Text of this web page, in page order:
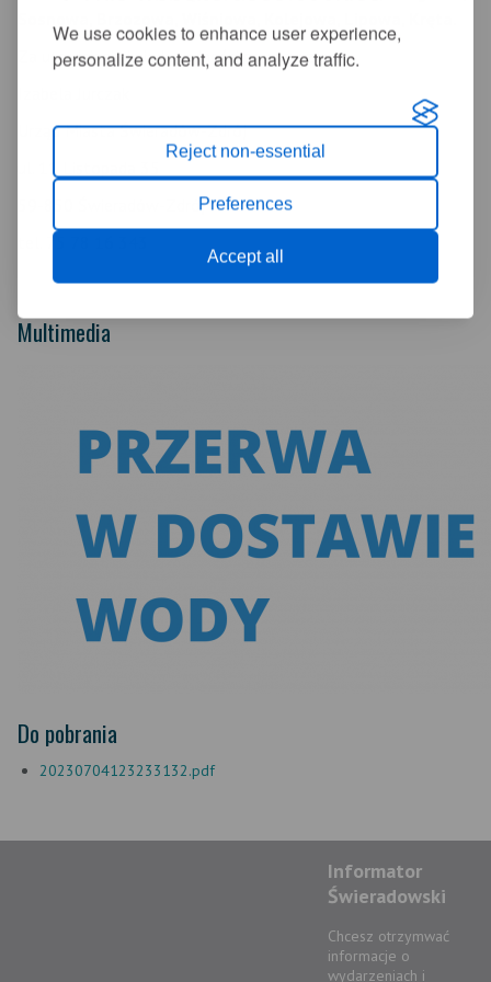
We use cookies to enhance user experience,
personalize content, and analyze traffic.
Reject non-essential
Preferences
Accept all
Za utrudnienia i niedogodności przepraszamy.
Urząd Miasta Świeradów-Zdrój
59-850 Świeradów-Zdrój
tel. 75 78 16 343
Multimedia
Do pobrania
20230704123233132.pdf
Informator
Świeradowski
Chcesz otrzymwać
informacje o
wydarzeniach i